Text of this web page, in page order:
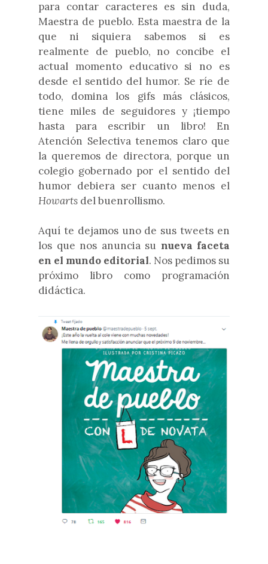
para contar caracteres es sin duda,
Maestra de pueblo. Esta maestra de la
que ni siquiera sabemos si es
realmente de pueblo, no concibe el
actual momento educativo si no es
desde el sentido del humor. Se ríe de
todo, domina los gifs más clásicos,
tiene miles de seguidores y ¡tiempo
hasta para escribir un libro! En
Atención Selectiva tenemos claro que
la queremos de directora, porque un
colegio gobernado por el sentido del
humor debiera ser cuanto menos el
Howarts del buenrollismo.
Aquí te dejamos uno de sus tweets en
los que nos anuncia su nueva faceta
en el mundo editorial. Nos pedimos su
próximo libro como programación
didáctica.